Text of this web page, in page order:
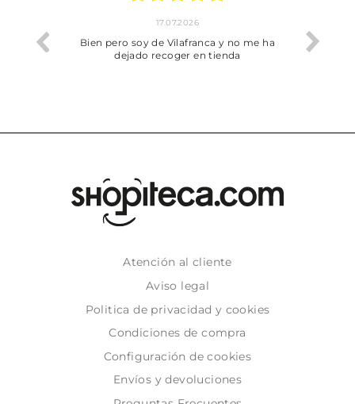
trobat
17.07.2026
Bien pero soy de Vilafranca y no me ha
dejado recoger en tienda
Atención al cliente
Aviso legal
Politica de privacidad y cookies
Condiciones de compra
Configuración de cookies
Envíos y devoluciones